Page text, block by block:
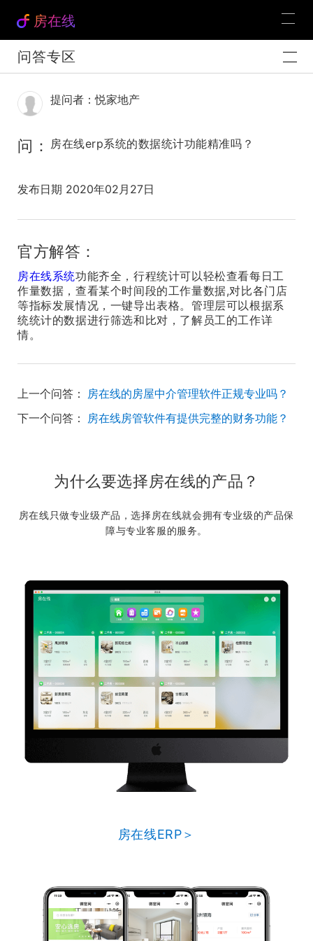
房在线
问答专区
提问者：悦家地产
问： 房在线erp系统的数据统计功能精准吗？
发布日期 2020年02月27日
官方解答：
房在线系统功能齐全，行程统计可以轻松查看每日工
作量数据，查看某个时间段的工作量数据,对比各门店
等指标发展情况，一键导出表格。管理层可以根据系
统统计的数据进行筛选和比对，了解员工的工作详
情。
上一个问答： 房在线的房屋中介管理软件正规专业吗？
下一个问答： 房在线房管软件有提供完整的财务功能？
为什么要选择房在线的产品？
房在线只做专业级产品，选择房在线就会拥有专业级的产品保
障与专业客服的服务。
房在线ERP＞